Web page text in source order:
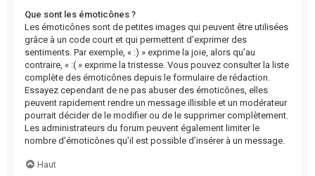
Que sont les émoticônes ?
Les émoticônes sont de petites images qui peuvent être utilisées
grâce à un code court et qui permettent d’exprimer des
sentiments. Par exemple, « :) » exprime la joie, alors qu’au
contraire, « :( » exprime la tristesse. Vous pouvez consulter la liste
complète des émoticônes depuis le formulaire de rédaction.
Essayez cependant de ne pas abuser des émoticônes, elles
peuvent rapidement rendre un message illisible et un modérateur
pourrait décider de le modifier ou de le supprimer complètement.
Les administrateurs du forum peuvent également limiter le
nombre d’émoticônes qu’il est possible d’insérer à un message.
Haut